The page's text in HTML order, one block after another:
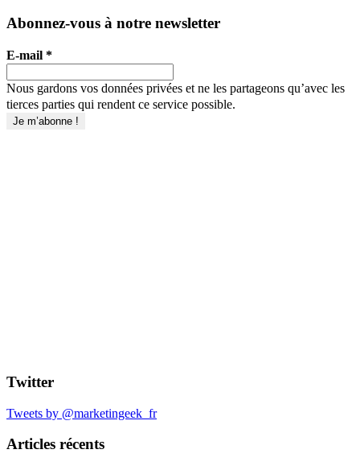
Abonnez-vous à notre newsletter
E-mail *
Nous gardons vos données privées et ne les partageons qu’avec les
tierces parties qui rendent ce service possible.
Twitter
Tweets by @marketingeek_fr
Articles récents